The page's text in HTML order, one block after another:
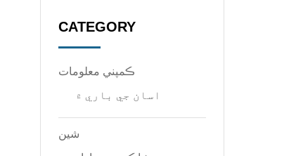
CATEGORY
ڪمپني معلومات
اسان جي باري ۾
شين